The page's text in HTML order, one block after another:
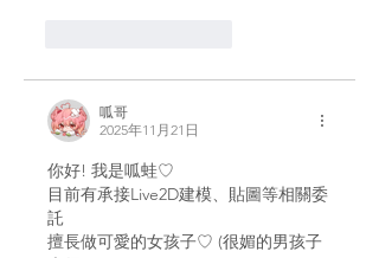
呱哥
2025年11月21日
你好! 我是呱蛙♡
目前有承接Live2D建模、貼圖等相關委
託
擅長做可愛的女孩子♡ (很媚的男孩子